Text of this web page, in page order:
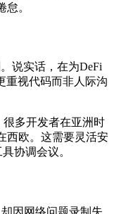
。
说实话，在为DeFi
重视代码而非人际沟
很多开发者在亚洲时
西欧。这需要灵活安
协调会议。
因网络问题录制失